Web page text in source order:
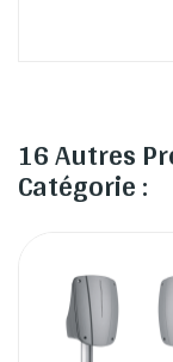
16 Autres
Catégorie :